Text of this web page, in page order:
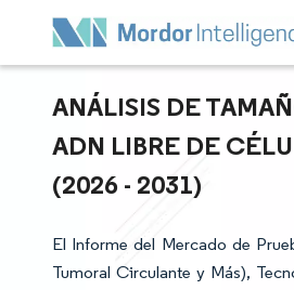
ANÁLISIS DE
ADN LIBRE DE
(2026 - 2031)
El Informe del Mercado de
Tumoral Circulante y Más),